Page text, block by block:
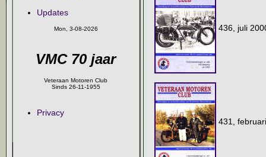
Updates
Mon, 3-08-2026
VMC 70 jaar
Veteraan Motoren Club
Sinds 26-11-1955
Privacy
436,
431,